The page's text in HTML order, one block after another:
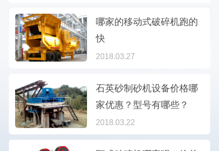
哪家的移动式破碎机跑的
快
2018.03.27
石英砂制砂机设备价格哪
家优惠？型号有哪些？
2018.03.22